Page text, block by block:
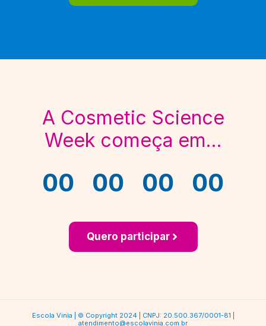
A Cosmetic Science
Week começa em...
00 00 00 00
Quero participar
Escola Vinia | © Copyright 2024 | CNPJ: 20.500.367/0001-81 |
atendimento@escolavinia.com.br